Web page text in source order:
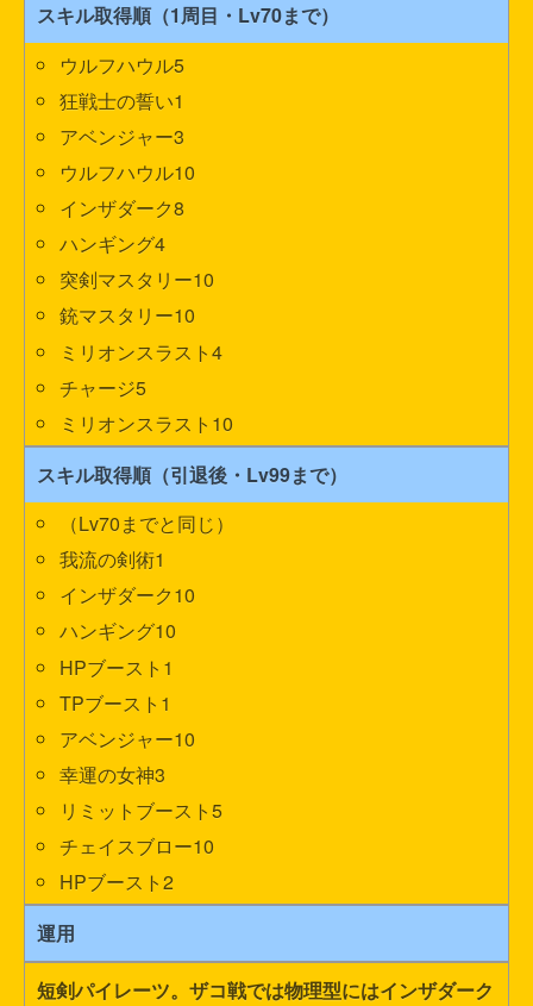
スキル取得順（1周目・Lv70まで）
ウルフハウル5
狂戦士の誓い1
アベンジャー3
ウルフハウル10
インザダーク8
ハンギング4
突剣マスタリー10
銃マスタリー10
ミリオンスラスト4
チャージ5
ミリオンスラスト10
スキル取得順（引退後・Lv99まで）
（Lv70までと同じ）
我流の剣術1
インザダーク10
ハンギング10
HPブースト1
TPブースト1
アベンジャー10
幸運の女神3
リミットブースト5
チェイスブロー10
HPブースト2
運用
短剣パイレーツ。ザコ戦では物理型にはインザダーク